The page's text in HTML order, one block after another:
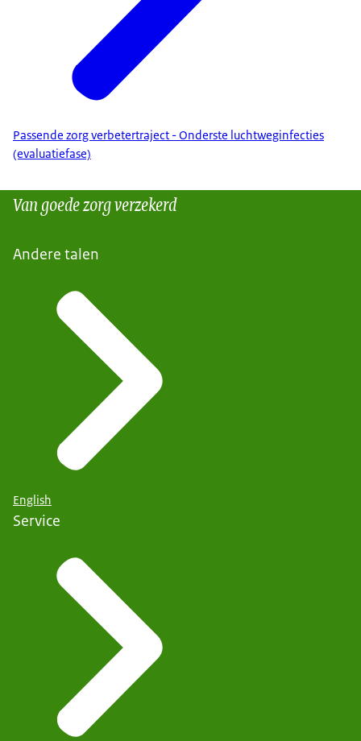
Passende zorg verbetertraject - Onderste luchtweginfecties
(evaluatiefase)
Van goede zorg verzekerd
Andere talen
English
Service